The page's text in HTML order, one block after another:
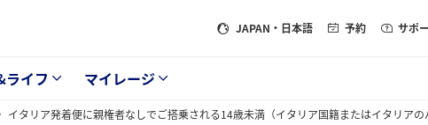
JAPAN ・日本語 予約 サポ
ライフ マイレージ
イタリア発着便に親権者なしでご搭乗される14歳未満（イタリア国籍またはイタリア